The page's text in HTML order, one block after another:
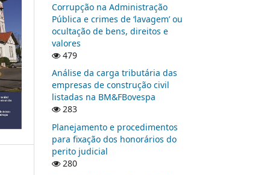
Corrupção na Administração
Pública e crimes de ‘lavagem’ ou
ocultação de bens, direitos e
valores
479
Análise da carga tributária das
empresas de construção civil
listadas na BM&FBovespa
283
Planejamento e procedimentos
para fixação dos honorários do
perito judicial
280